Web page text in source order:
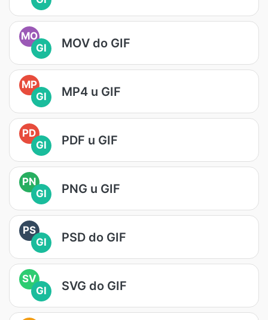
MO
GI
MOV do GIF
MP
GI
MP4 u GIF
PD
GI
PDF u GIF
PN
GI
PNG u GIF
PS
GI
PSD do GIF
SV
GI
SVG do GIF